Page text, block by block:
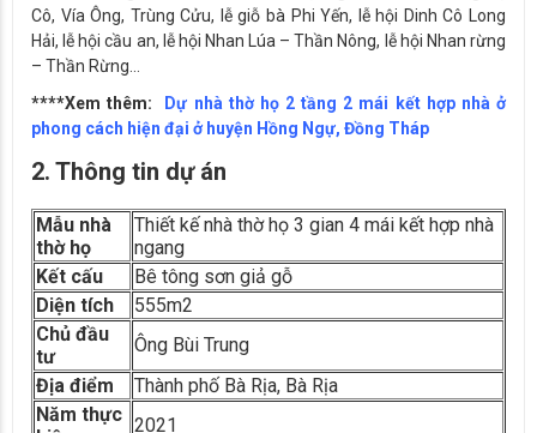
Cô, Vía Ông, Trùng Cửu, lễ giỗ bà Phi Yến, lễ hội Dinh Cô Long
Hải, lễ hội cầu an, lễ hội Nhan Lúa – Thần Nông, lễ hội Nhan rừng
– Thần Rừng…
****Xem thêm: Dự nhà thờ họ 2 tầng 2 mái kết hợp nhà ở
phong cách hiện đại ở huyện Hồng Ngự, Đồng Tháp
2. Thông tin dự án
Mẫu nhà
thờ họ
Thiết kế nhà thờ họ 3 gian 4 mái kết hợp nhà
ngang
Kết cấu
Bê tông sơn giả gỗ
Diện tích
555m2
Chủ đầu
tư
Ông Bùi Trung
Địa điểm
Thành phố Bà Rịa, Bà Rịa
Năm thực 2021